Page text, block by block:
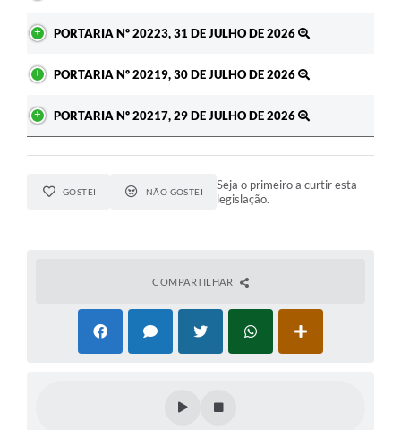
PORTARIA Nº 20223, 31 DE JULHO DE 2026
PORTARIA Nº 20219, 30 DE JULHO DE 2026
PORTARIA Nº 20217, 29 DE JULHO DE 2026
GOSTEI NÃO GOSTEI
Seja o primeiro a curtir esta
legislação.
COMPARTILHAR